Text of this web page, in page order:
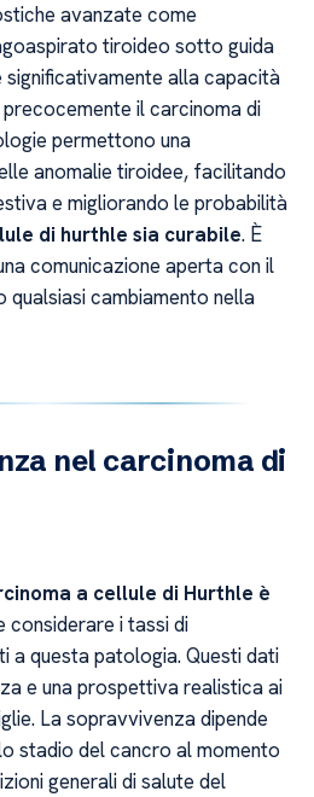
avanzate come
tiroideo sotto guida
alla capacità
il carcinoma di
permettono una
anomalie tiroidee, facilitando
e migliorando le probabilità
di hurthle sia curabile. È
comunicazione aperta con il
cambiamento nella
nel carcinoma di
a cellule di Hurthle è
considerare i tassi di
a questa patologia. Questi dati
e una prospettiva realistica ai
La sopravvivenza dipende
stadio del cancro al momento
generali di salute del